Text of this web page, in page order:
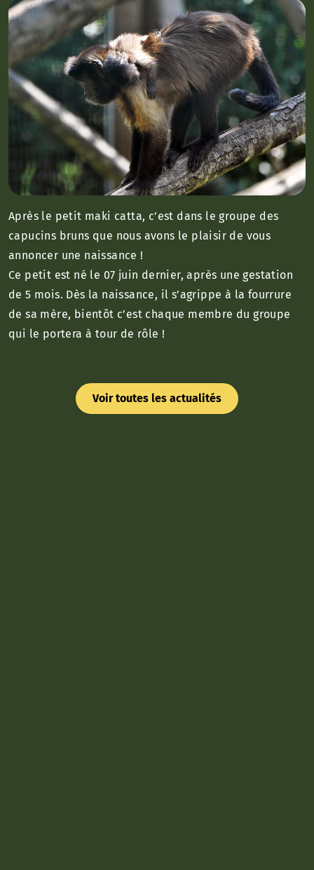
Après le petit maki catta, c’est dans le groupe des
capucins bruns que nous avons le plaisir de vous
annoncer une naissance !
Ce petit est né le 07 juin dernier, après une gestation
de 5 mois. Dès la naissance, il s’agrippe à la fourrure
de sa mère, bientôt c’est chaque membre du groupe
qui le portera à tour de rôle !
Voir toutes les actualités